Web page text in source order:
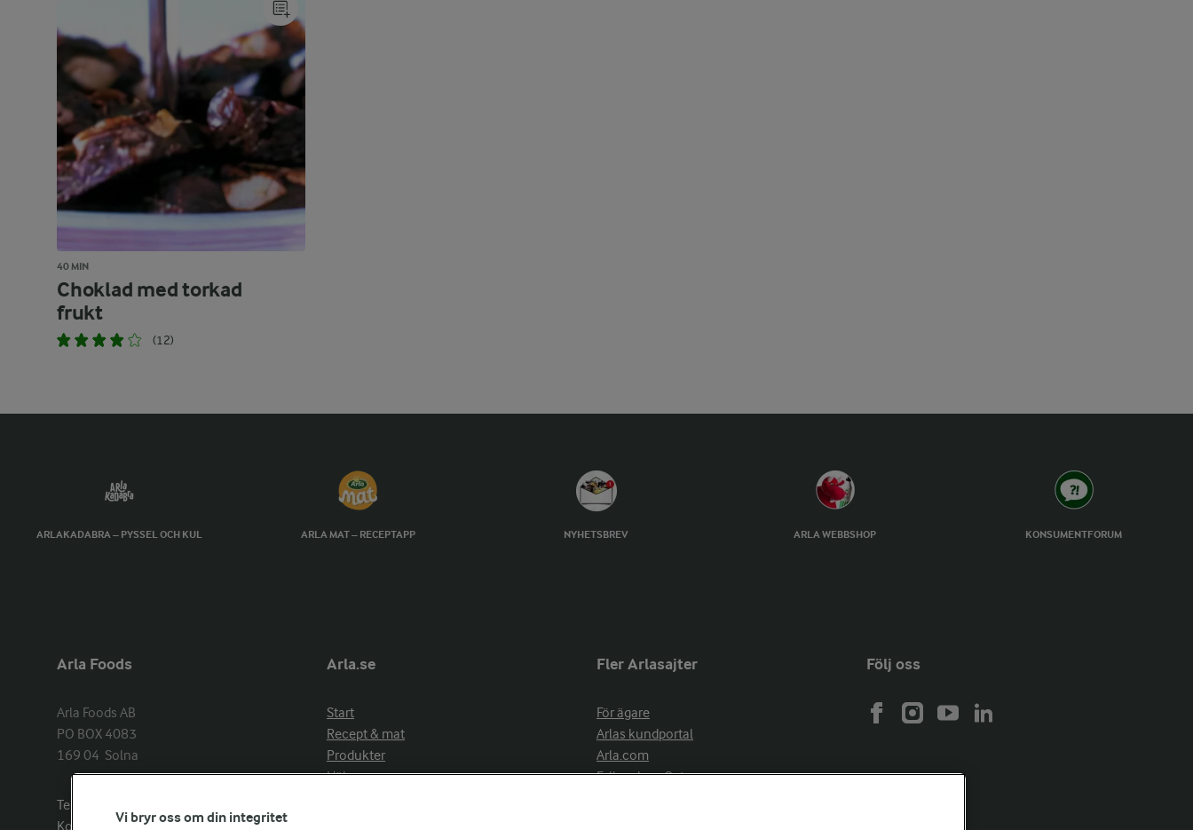
40 MIN
Choklad med torkad
frukt
(12)
ARLAKADABRA – PYSSEL OCH KUL ARLA MAT – RECEPTAPP NYHETSBREV ARLA WEBBSHOP KONSUMENTFORUM
Arla Foods
Arla Foods AB
PO BOX 4083
169 04  Solna
Telefon:
Kontakta oss
Arla.se
Start
Recept & mat
Produkter
Hälsa
Fler Arlasajter
För ägare
Arlas kundportal
Arla.com
Falbygdens Ost
Följ oss
Vi bryr oss om din integritet